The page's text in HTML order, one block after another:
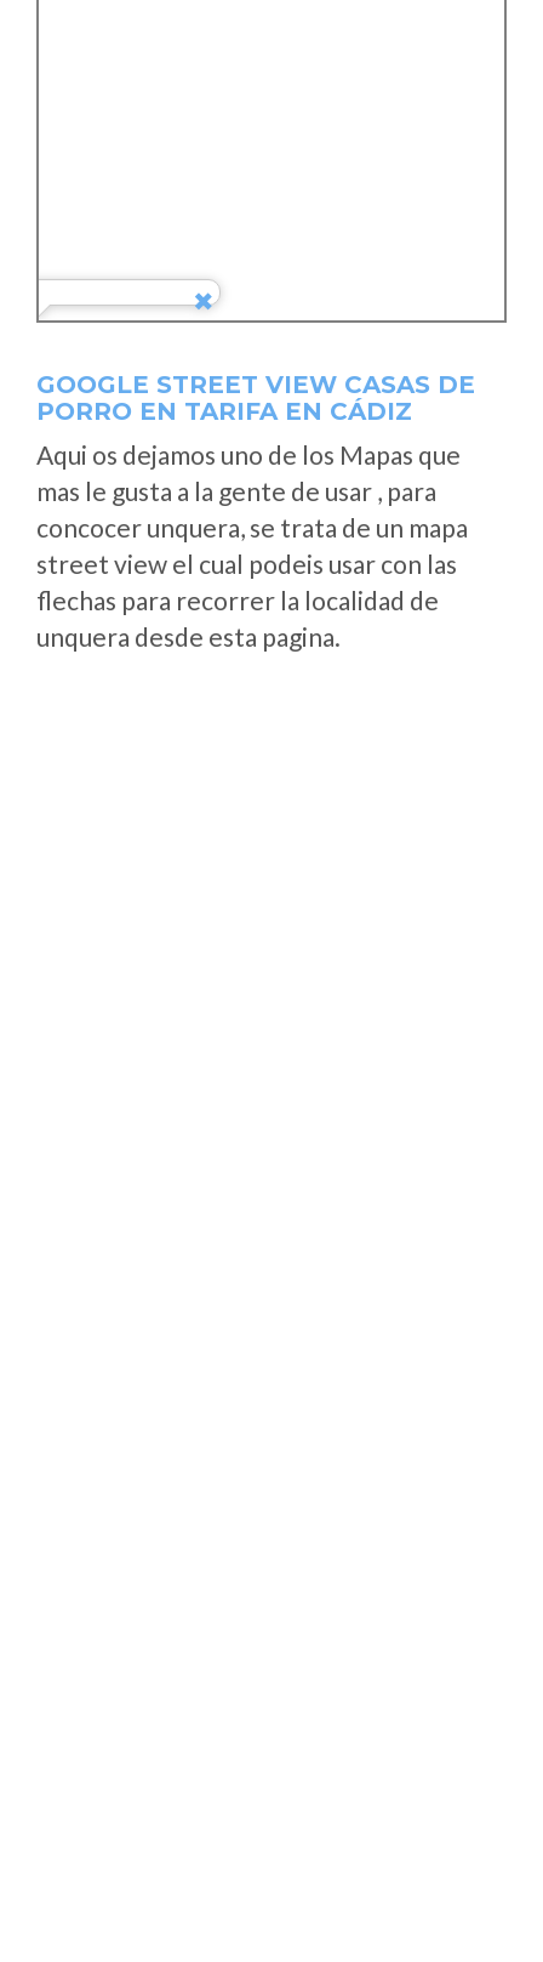
GOOGLE STREET VIEW CASAS DE
PORRO EN TARIFA EN CÁDIZ
Aqui os dejamos uno de los Mapas que
mas le gusta a la gente de usar , para
concocer unquera, se trata de un mapa
street view el cual podeis usar con las
flechas para recorrer la localidad de
unquera desde esta pagina.